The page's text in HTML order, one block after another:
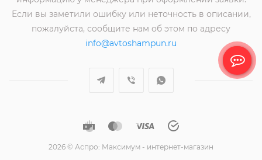
Если вы заметили ошибку или неточность в описании,
пожалуйста, сообщите нам об этом по адресу
info@avtoshampun.ru
2026 © Аспро: Максимум - интернет-магазин